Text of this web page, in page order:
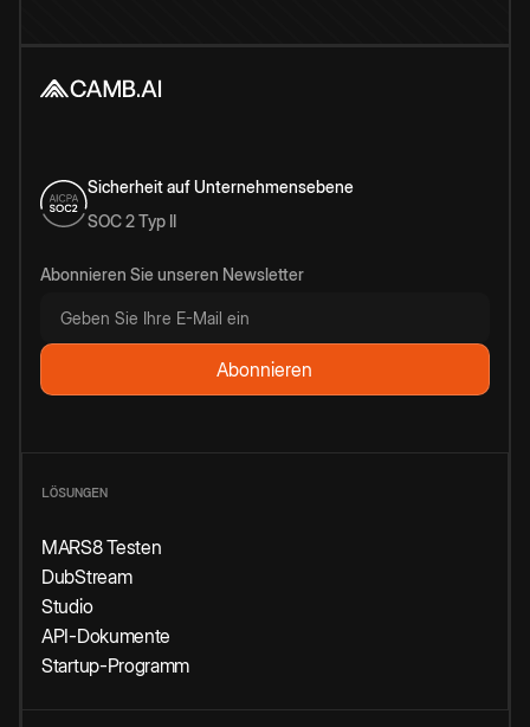
Sicherheit auf Unternehmensebene
SOC 2 Typ II
Abonnieren Sie unseren Newsletter
LÖSUNGEN
MARS8 Testen
DubStream
Studio
API-Dokumente
Startup-Programm